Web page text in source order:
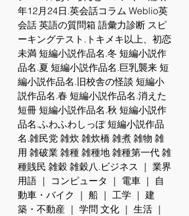
年12月24日.英会話コラム Weblio英
会話 英語の質問箱 語彙力診断 スピ
ーキングテスト.トキメキ以上、初恋
未満 短編小説作品名.冬 短編小説作
品名.夏 短編小説作品名.巨乳襲来 短
編小説作品名.旧校舎の怪談 短編小
説作品名.春 短編小説作品名.消えた
短冊 短編小説作品名.秋 短編小説作
品名.ふわふわしっぽ 短編小説作品
名.雑民党 雑炊 雑炊橋 雑煮 雑物 雑
用 雑破業 雑種 雑種地 雑種第一代 雑
種賎民 雑穀 雑穀八.ビジネス ｜ 業界
用語 ｜ コンピュータ ｜ 電車 ｜ 自
動車・バイク ｜ 船 ｜ 工学 ｜ 建
築・不動産 ｜ 学問 文化 ｜ 生活 ｜